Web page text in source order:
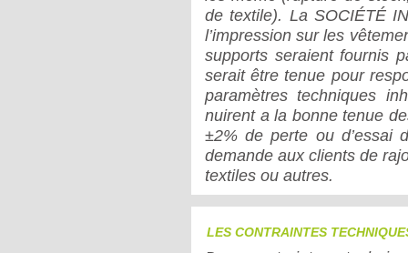
de textile). La SOCIÉTÉ
l’impression sur les
supports seraient fournis
serait être tenue pour
paramètres techniques
nuirent a la bonne tenue
±2% de perte ou d’essai
demande aux clients de
textiles ou autres.
LES CONTRAINTES